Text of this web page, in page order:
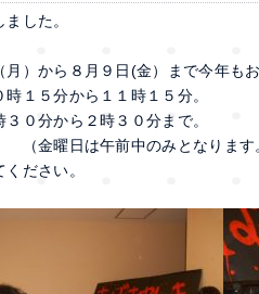
した。
月）から８月９日(金）まで今年も
１５分から１１時１５分。
分から２時３０分まで。
午前中のみとなります。
ださい。